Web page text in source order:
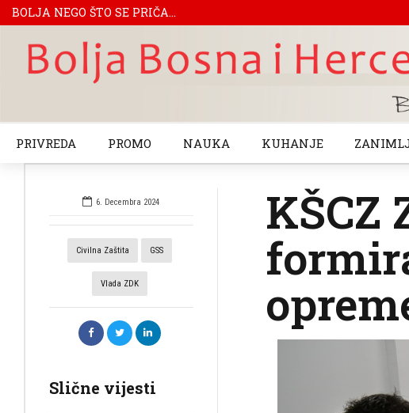
BOLJA NEGO ŠTO SE PRIČA...
PRIVREDA PROMO NAUKA KUHANJE
6. Decembra 2024
Civilna Zaštita GSS
Vlada ZDK
Slične vijesti
KŠCZ